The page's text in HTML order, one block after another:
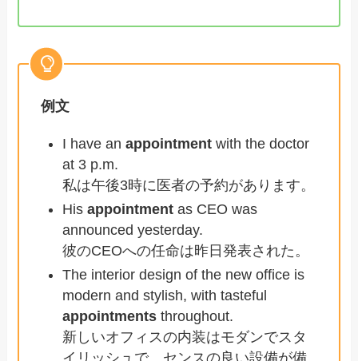
例文
I have anappointment with the doctor
at 3 p.m.
私は午後3時に医者の予約があります。
Hisappointment as CEO was
announced yesterday.
彼のCEOへの任命は昨日発表された。
The interior design of the new office is
modern and stylish, with tasteful
appointments throughout.
新しいオフィスの内装はモダンでスタ